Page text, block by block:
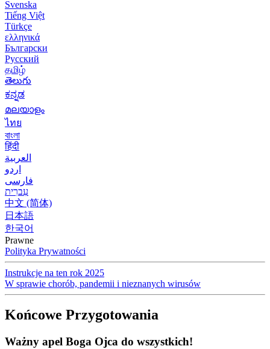
Svenska
Tiếng Việt
Türkçe
ελληνικά
Български
Русский
தமிழ்
తెలుగు
ಕನ್ನಡ
മലയാളം
ไทย
বাংলা
हिंदी
العربية
اردو
فارسی
עִברִית
中文 (简体)
日本語
한국어
Prawne
Polityka Prywatności
Instrukcje na ten rok 2025
W sprawie chorób, pandemii i nieznanych wirusów
Końcowe Przygotowania
Ważny apel Boga Ojca do wszystkich!